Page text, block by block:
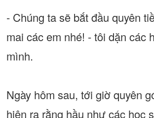
- Chúng ta sẽ bắt đầu quyên
mai các em nhé! - tôi dặn các
mình.
Ngày hôm sau, tới giờ quyên
hiện ra rằng hầu như các học